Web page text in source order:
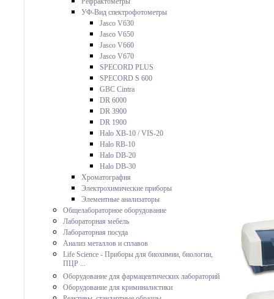
УФ-Вид спектрофотометры
Jasco V630
Jasco V650
Jasco V660
Jasco V670
SPECORD PLUS
SPECORD S 600
GBC Cintra
DR 6000
DR 3900
DR 1900
Halo XB-10 / VIS-20
Halo RB-10
Halo DB-20
Halo DB-30
Хроматография
Электрохимические приборы
Элементные анализаторы
Общелабораторное оборудование
Лабораторная мебель
Лабораторная посуда
Анализ металлов и сплавов
Life Science - Приборы для биохимии, биологии,
ПЦР ...
Оборудование для фармацевтических лабораторий
Оборудование для криминалистики